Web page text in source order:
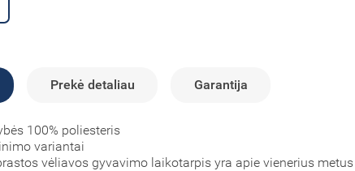
Prekė detaliau Garantija
100% poliesteris
variantai
vėliavos gyvavimo laikotarpis yra apie vienerius metus